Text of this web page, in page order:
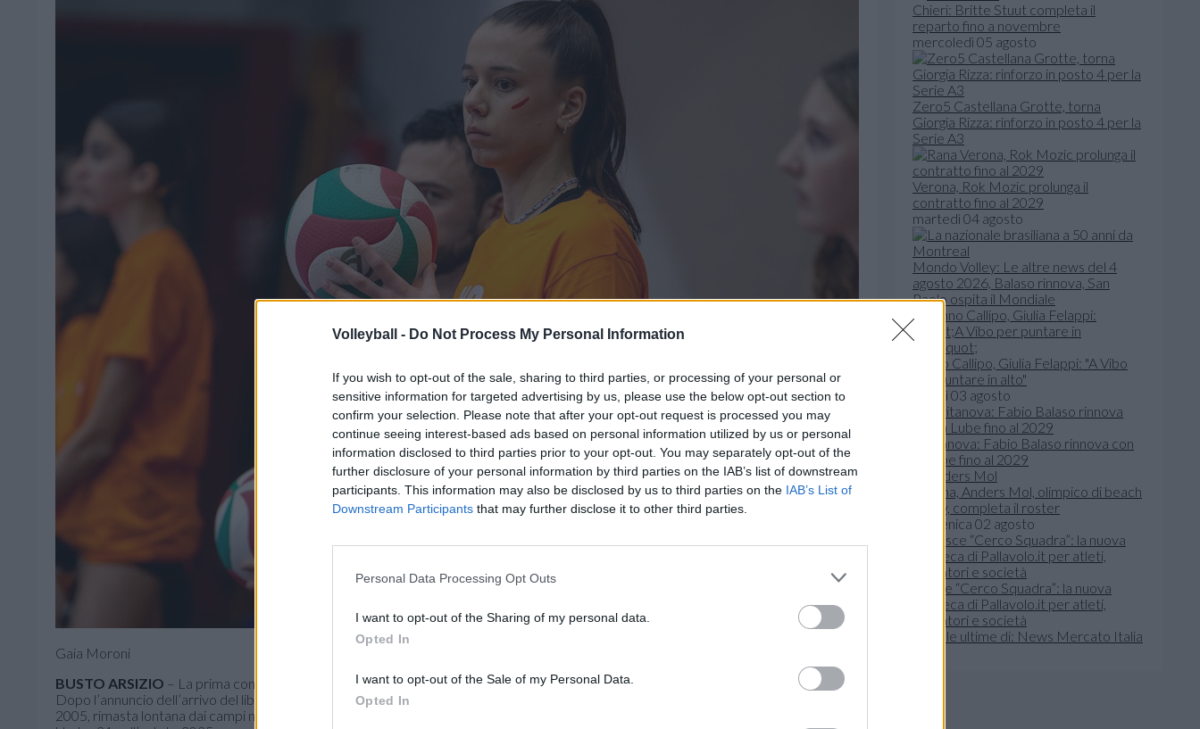
Volleyball - Do Not Process My Personal Information
If you wish to opt-out of the sale, sharing to third parties, or processing of your personal or
sensitive information for targeted advertising by us, please use the below opt-out section to
confirm your selection. Please note that after your opt-out request is processed you may
continue seeing interest-based ads based on personal information utilized by us or personal
information disclosed to third parties prior to your opt-out. You may separately opt-out of the
further disclosure of your personal information by third parties on the IAB’s list of downstream
participants. This information may also be disclosed by us to third parties on the IAB’s List of
Downstream Participants that may further disclose it to other third parties.
Personal Data Processing Opt Outs
I want to opt-out of the Sharing of my personal data.
Opted In
I want to opt-out of the Sale of my Personal Data.
Opted In
Gaia Moroni
BUSTO ARSIZIO – La prima conferma della Futura Volley Giovaniin vista della stagione 2026/27 porta il nome di Gaia Moroni
Dopo l’annuncio dell’arrivo del libero
Serena Scognamillo, il club biancorosso ha deciso di proseguire il percorso con l’opposta classe
2005, rimasta lontana dai campi nell’ultima stagione a causa del grave infortunio al ginocchio subito durante il raduno della Nazionale
Chieri: Britte Stuut completa il
reparto fino a novembre
mercoledì 05 agosto
Zero5 Castellana Grotte, torna
Giorgia Rizza: rinforzo in posto 4 per la
Serie A3
Verona, Rok Mozic prolunga il
contratto fino al 2029
martedì 04 agosto
Mondo Volley: Le altre news del 4
agosto 2026, Balaso rinnova, San
Paolo ospita il Mondiale
Tonno Callipo, Giulia Felappi: "A Vibo
per puntare in alto"
lunedì 03 agosto
Civitanova: Fabio Balaso rinnova con
la Lube fino al 2029
Verona, Anders Mol, olimpico di beach
volley, completa il roster
domenica 02 agosto
Nasce “Cerco Squadra”: la nuova
bacheca di Pallavolo.it per atleti,
allenatori e società
Leggi le ultime di: News Mercato Italia